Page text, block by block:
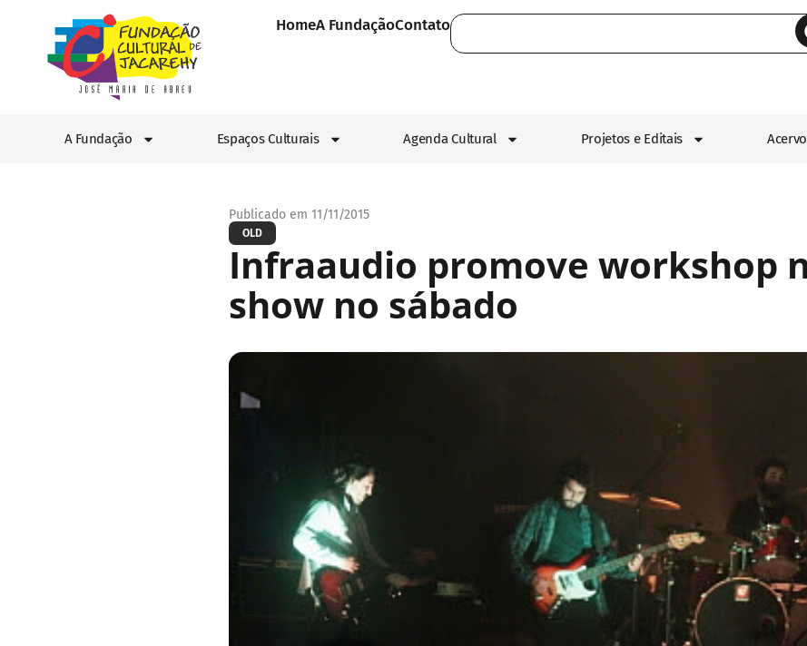
HomeA FundaçãoContato
A Fundação Espaços Culturais Agenda Cultural Projetos e Editais
Publicado em 11/11/2015
OLD
Infraaudio promove workshop
show no sábado